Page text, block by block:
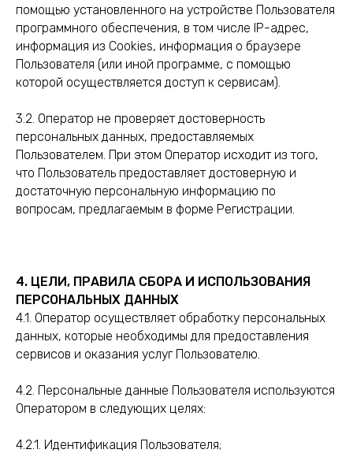
помощью установленного на устройстве Пользователя
программного обеспечения, в том числе IP-адрес,
информация из Cookies, информация о браузере
Пользователя (или иной программе, с помощью
которой осуществляется доступ к сервисам).
3.2. Оператор не проверяет достоверность
персональных данных, предоставляемых
Пользователем. При этом Оператор исходит из того,
что Пользователь предоставляет достоверную и
достаточную персональную информацию по
вопросам, предлагаемым в форме Регистрации.
4. ЦЕЛИ, ПРАВИЛА СБОРА И ИСПОЛЬЗОВАНИЯ
ПЕРСОНАЛЬНЫХ ДАННЫХ
4.1. Оператор осуществляет обработку персональных
данных, которые необходимы для предоставления
сервисов и оказания услуг Пользователю.
4.2. Персональные данные Пользователя используются
Оператором в следующих целях:
4.2.1. Идентификация Пользователя;